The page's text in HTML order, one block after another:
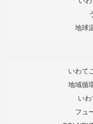
地球
いわて
地域循
いわ
フュ